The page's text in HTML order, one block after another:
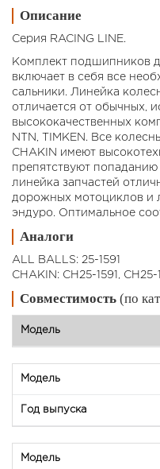
Описание
Серия RACING LINE.
Комплект подшипников
включает в себя все
сальники. Линейка
отличается от обычных,
высококачественных
NTN, TIMKEN. Все
CHAKIN имеют
препятствуют
линейка запчастей
дорожных мотоциклов и
эндуро. Оптимальное
Аналоги
ALL BALLS: 25-1591
CHAKIN: CH25-1591, CH25-
Совместимость (по